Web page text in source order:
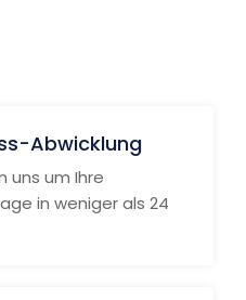
Abwicklung
uns um Ihre
in weniger als 24